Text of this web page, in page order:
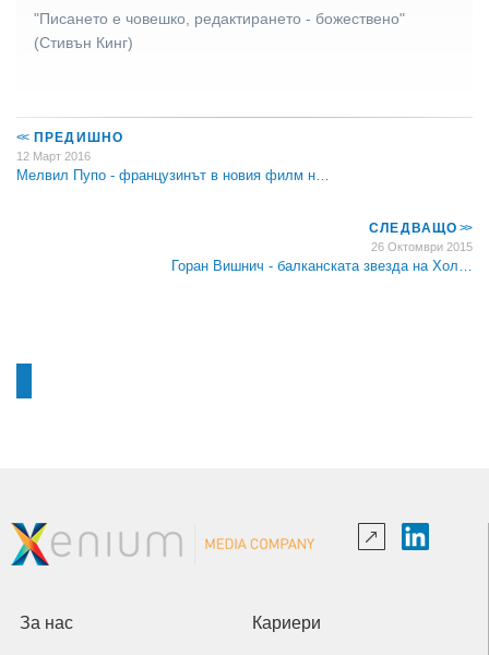
"Писането е човешко, редактирането - божествено"
(Стивън Кинг)
<<ПРЕДИШНО
12 Март 2016
Мелвил Пупо - французинът в новия филм н…
СЛЕДВАЩО>>
26 Октомври 2015
Горан Вишнич - балканската звезда на Хол…
За нас Кариери